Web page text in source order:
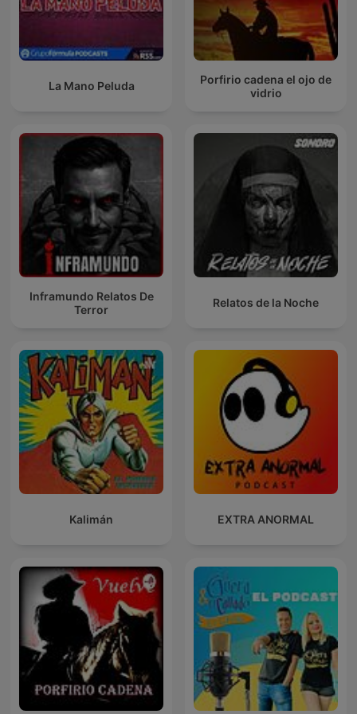
diseñó el universo místico y las aventuras que cautivaron a
La Mano Peluda
Porfirio cadena el ojo de
vidrio
Inframundo Relatos De
Terror
Relatos de la Noche
Kalimán EXTRA ANORMAL